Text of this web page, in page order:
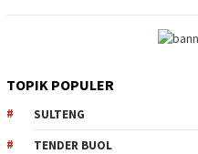
TOPIK POPULER
SULTENG
TENDER BUOL